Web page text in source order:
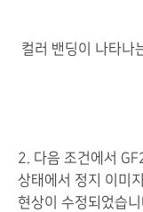
컬러 밴딩이 나타나
2. 다음 조건에서
상태에서 정지 이미
현상이 수정되었습